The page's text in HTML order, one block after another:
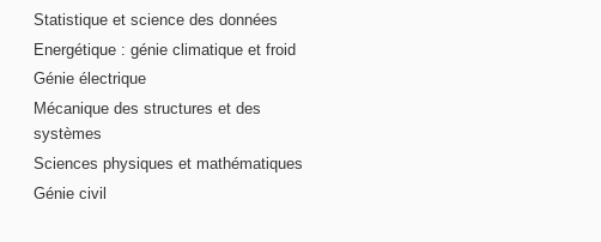
Statistique et science des données
Energétique : génie climatique et froid
Génie électrique
Mécanique des structures et des
systèmes
Sciences physiques et mathématiques
Génie civil